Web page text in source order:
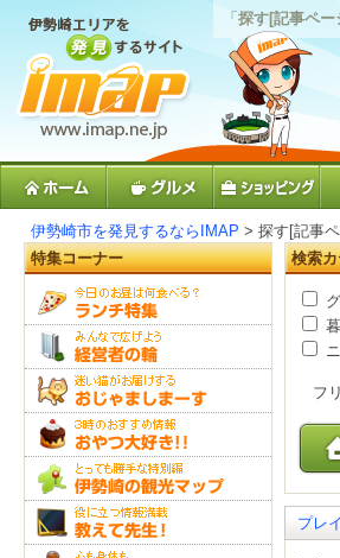
「探す[記事ペー
伊勢崎市を発見するならIMAP > 探す[記事
検索
フ
プレ
特集コーナー